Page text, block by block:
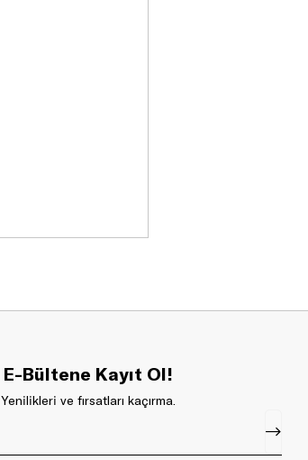
E-Bültene Kayıt Ol!
Yenilikleri ve fırsatları kaçırma.